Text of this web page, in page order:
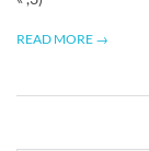
READ MORE →